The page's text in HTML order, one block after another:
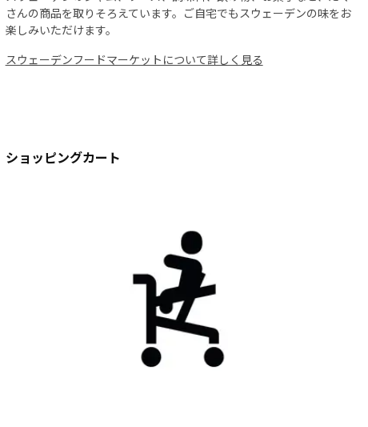
さんの商品を取りそろえています。ご自宅でもスウェーデンの味をお
楽しみいただけます。
スウェーデンフードマーケットについて詳しく見る
ショッピングカート